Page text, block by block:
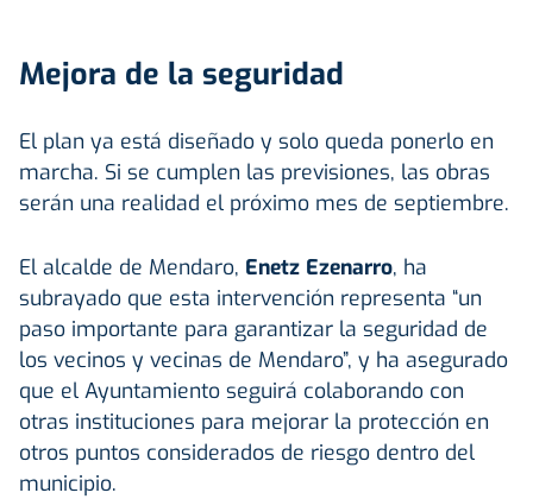
Mejora de la seguridad
El plan ya está diseñado y solo queda ponerlo en
marcha. Si se cumplen las previsiones, las obras
serán una realidad el próximo mes de septiembre.
El alcalde de Mendaro, Enetz Ezenarro, ha
subrayado que esta intervención representa “un
paso importante para garantizar la seguridad de
los vecinos y vecinas de Mendaro”, y ha asegurado
que el Ayuntamiento seguirá colaborando con
otras instituciones para mejorar la protección en
otros puntos considerados de riesgo dentro del
municipio.